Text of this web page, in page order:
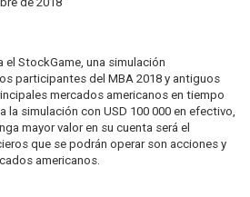
el StockGame, una simulación
participantes del MBA 2018 y antiguos
mercados americanos en tiempo
la simulación con USD 100 000 en efectivo,
mayor valor en su cuenta será el
que se podrán operar son acciones y
americanos.